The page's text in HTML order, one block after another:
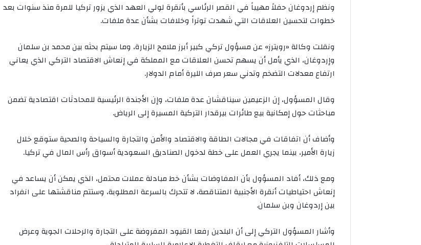
ونظم إردوغان حفلاً مهيباً في القصر الرئاسي بأنقرة لولي العهد الذي يزور تركيا للمرة منذ سنوات بعد
خطوات لتحسين العلاقات التي شهدت توتراً وخلافات بشأن عدة ملفات.
ونقلت وكالة «رويترز» عن مسؤول تركي كبير أبرز ملامح الزيارة، وما سيتم بحثه بين محمد بن سلمان
وإردوغان، الذي يأمل أن يسهم تحسن العلاقات مع المملكة في إنعاش الاقتصاد التركي الذي يعاني
ارتفاع معدلات التضخم وتدني سعر صرف الليرة أمام الدولار.
وقال المسؤول، إن الزعيمين سيناقشان عدة ملفات، وإن الأجندة الرئيسية للمحادثات اقتصادية تضمن
مباحثات حول إمكانية بيع طائرات بيرقدار التركية المسيرة إلى الرياض.
وأضاف أن اتفاقات في مجالات الطاقة والاقتصاد والأمن والتجارة والسياحة والصحية ستوقع خلال
زيارة الأمير، بينما يجري العمل على خطة لدخول الصناديق السعودية أسواق رأس المال في تركيا.
ومع ذلك، أفاد المسؤول بأن المفاوضات بشأن خط مبادلة عملات محتمل، الذي يمكن أن يساعد في
إنعاش احتياطيات أنقرة الأجنبية المتناقصة، لا تتحرك بالسرعة المطلوبة، وستتم مناقشتها على انفراد
بين إردوغان وبن سلمان.
وأشار المسؤول التركي إلى أن البلدين رفعا القيود المفروضة على التجارة والرحلات الجوية وعرض